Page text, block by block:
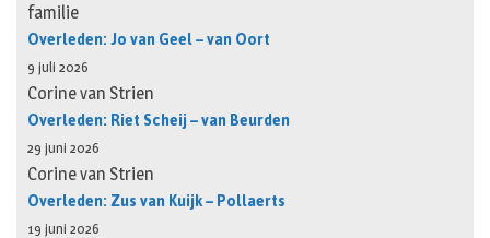
familie
Overleden: Jo van Geel – van Oort
9 juli 2026
Corine van Strien
Overleden: Riet Scheij – van Beurden
29 juni 2026
Corine van Strien
Overleden: Zus van Kuijk – Pollaerts
19 juni 2026